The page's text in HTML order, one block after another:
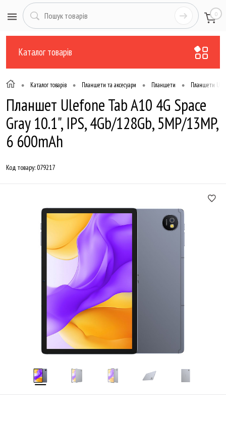
0
Каталог товарів
• Каталог товарів • Планшети та аксесуари • Планшети • Планшети
Планшет Ulefone Tab A10 4G Space
Gray 10.1", IPS, 4Gb/128Gb, 5MP/13MP,
6 600mAh
Код товару:079217